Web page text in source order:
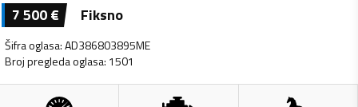
7 500€ Fiksno
Šifra oglasa:AD386803895ME
Broj pregleda oglasa: 1501